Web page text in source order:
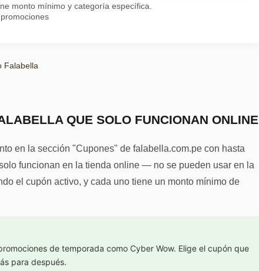
monto mínimo y categoría específica.
Falabella
QUE SOLO FUNCIONAN ONLINE
en la sección "Cupones" de falabella.com.pe con hasta
funcionan en la tienda online — no se pueden usar en la
el cupón activo, y cada uno tiene un monto mínimo de
de temporada como Cyber Wow. Elige el cupón que
para después.